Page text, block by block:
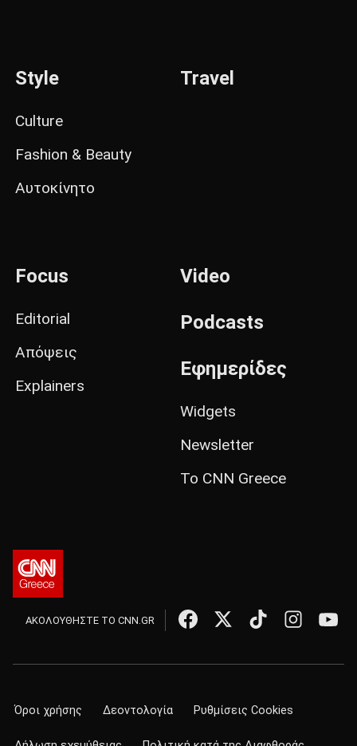
Style
Culture
Fashion & Beauty
Αυτοκίνητο
Travel
Focus
Editorial
Απόψεις
Explainers
Video
Podcasts
Εφημερίδες
Widgets
Newsletter
Το CNN Greece
ΑΚΟΛΟΥΘΗΣΤΕ ΤΟ CNN.GR
Όροι χρήσης Δεοντολογία Ρυθμίσεις Cookies